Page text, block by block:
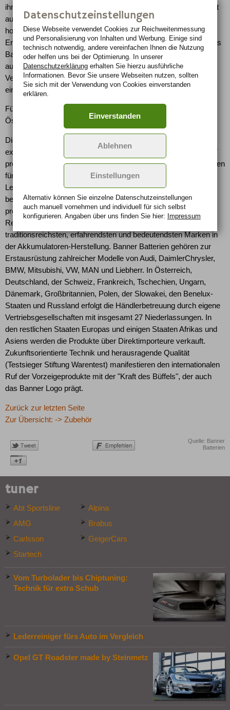
ihr gehört die Zukunft. Die Running Bull mit AGM-Technologie ist
aufgrund ihrer ausgeprägten Leistungsfähigkeit für Pkw mit
hohem Energiebedarf der ideale und zuverlässige
Energiepartner," so der kaufmännische Geschäftsführer Andreas
Bawart von Banner Batterien. Er erwartet, dass die Technologie
aufgrund der steigenden Ausstattung mit elektrischen
Verbrauchern bald auch in das Pkw Mittelklasse-Segment
einziehen wird.
Für die zukunftsorientierte AGM-Technologie wurde Banner in
Österreich bereits mit dem Innovationspreis ausgezeichnet.
Die Banner Batterien GmbH ist ein innovativer, stetig
expandierender Hersteller hochwertiger Autobatterien. Seit 1937
produziert das Unternehmen mit Sitz in Linz, Österreich, Batterien
für Fahrzeuge aller Art. Das Familienunternehmen unter der
Leitung von Andreas Bawart und Mag. Thomas Bawart
beschäftigt europaweit rund 590 Mitarbeiter. Banner Batterien
produziert über 3.2 Millionen Starterbatterien und 55 Mio.
Reifenauswuchtgewichte jährlich Damit zählt Banner zu den
traditionsreichsten, erfahrendsten und bedeutendsten Marken in
der Akkumulatoren-Herstellung. Banner Batterien gehören zur
Erstausrüstung zahlreicher Modelle von Audi, DaimlerChrysler,
BMW, Mitsubishi, VW, MAN und Liebherr. In Österreich,
Deutschland, der Schweiz, Frankreich, Tschechien, Ungarn,
Dänemark, Großbritannien, Polen, der Slowakei, den Benelux-
Staaten und Russland erfolgt die Händlerbetreuung durch eigene
Vertriebsgesellschaften mit insgesamt 27 Niederlassungen. In
den restlichen Staaten Europas und einigen Staaten Afrikas und
Asiens werden die Produkte über Direktimporteure verkauft.
Zukunftsorientierte Technik und herausragende Qualität
(Testsieger Stiftung Warentest) manifestieren den internationalen
Ruf der Vorzeigeprodukte mit der "Kraft des Büffels", der auch
das Banner Logo prägt.
Zurück zur letzten Seite
Zur Übersicht: -> Zubehör
Quelle: Banner
Batterien
tuner
Abt Sportsline
Alpina
AMG
Brabus
Carlsson
GeigerCars
Startech
Vom Turbolader bis Chiptuning:
Technik für extra Schub
Lederreiniger fürs Auto im Vergleich
Opel GT Roadster made by Steinmetz
Datenschutzeinstellungen
Diese Webseite verwendet Cookies zur Reichweiten­messung
und Personalisierung von Inhalten und Werbung. Einige sind
technisch notwendig, andere vereinfachen Ihnen die Nutzung
oder helfen uns bei der Optimierung. In unserer
Datenschutzerklärungerhalten Sie hierzu ausführliche
Informationen. Bevor Sie unsere Webseiten nutzen, sollten
Sie sich mit der Verwendung von Cookies einverstanden
erklären.
Einverstanden
Ablehnen
Einstellungen
Alternativ können Sie einzelne Datenschutz­ein­stellungen
auch manuell vor­nehmen und indivi­duell für sich selbst
konfigurieren. Angaben über uns finden Sie hier: Impressum